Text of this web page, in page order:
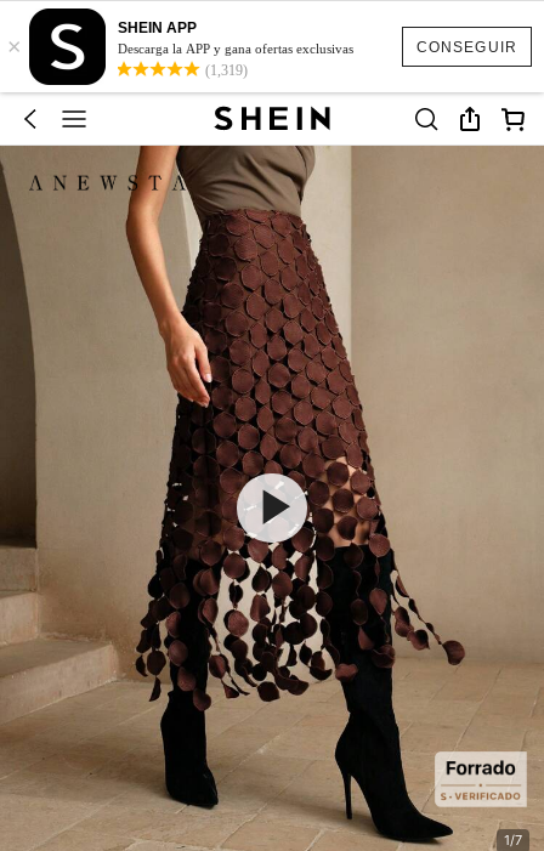
CONSEGUIR
×
SHEIN APP
Descarga la APP y gana ofertas exclusivas
(1,319)
1/7